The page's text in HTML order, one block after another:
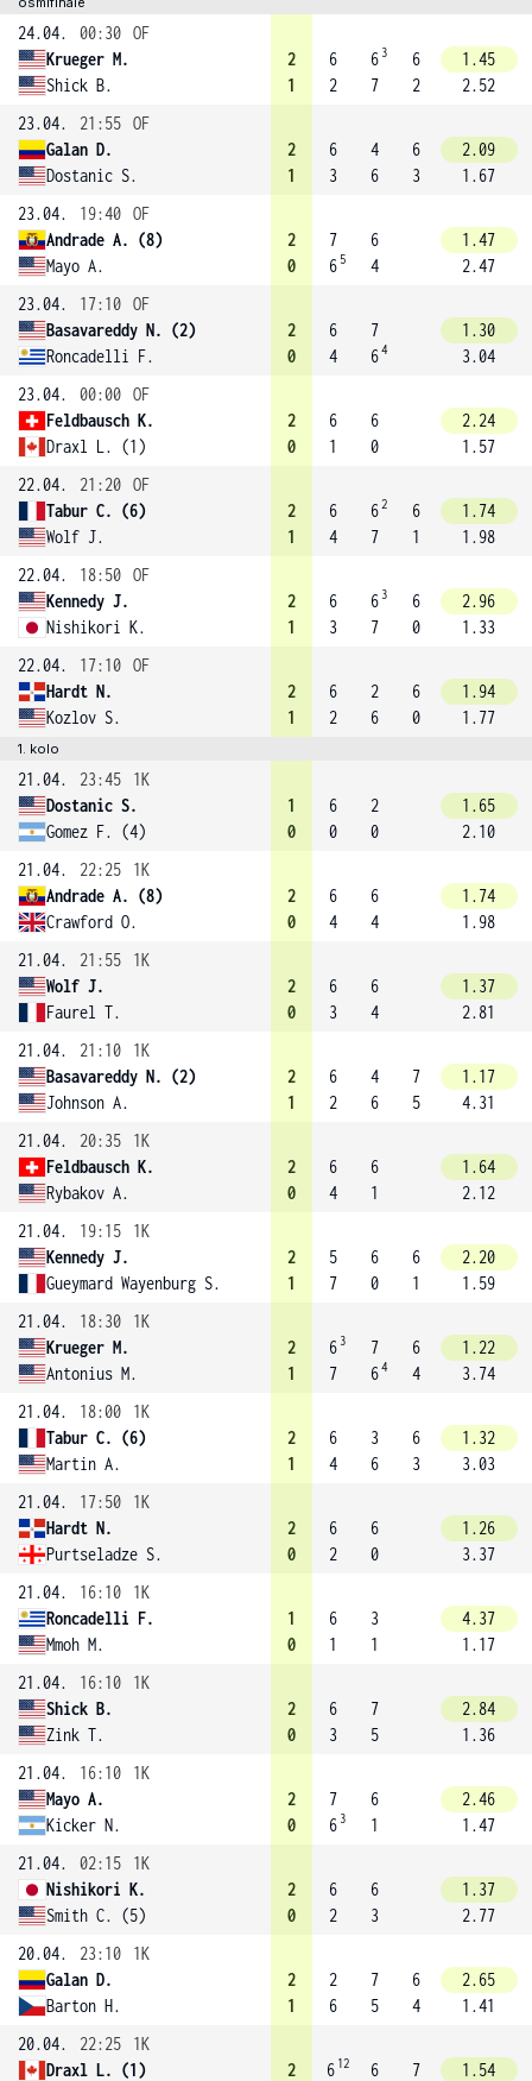
24.04. 00:30 OF
Krueger M.
Shick B.
2
1
6
2
6 3
7
6
2
1.45
2.52
23.04.
21:55 OF
Galan D.
Dostanic S.
2
1
6
3
4
6
6
3
2.09
1.67
23.04.
19:40 OF
Andrade A. (8)
Mayo A.
2
0
7
6 5
6
4
1.47
2.47
23.04.
17:10 OF
Basavareddy N. (2)
Roncadelli F.
2
0
6
4
7
64
1.30
3.04
23.04.
00:00 OF
Feldbausch K.
Draxl L. (1)
2
0
6
1
6
0
2.24
1.57
22.04.
21:20 OF
Tabur C. (6)
Wolf J.
2
1
6
4
62
7
6
1
1.74
1.98
22.04.
18:50 OF
Kennedy J.
Nishikori K.
2
1
6
3
6 3
7
6
0
2.96
1.33
22.04.
17:10 OF
Hardt N.
Kozlov S.
2
1
6
2
2
6
6
0
1.94
1.77
1. kolo
21.04. 23:45
1K
Dostanic S.
Gomez F. (4)
1
0
6
0
2
0
1.65
2.10
21.04.
22:25
1K
Andrade A. (8)
Crawford O.
2
0
6
4
6
4
1.74
1.98
21.04.
21:55
1K
Wolf J.
Faurel T.
2
0
6
3
6
4
1.37
2.81
21.04.
21:10
1K
Basavareddy N. (2)
Johnson A.
2
1
6
2
4
6
7
5
1.17
4.31
21.04.
20:35
1K
Feldbausch K.
Rybakov A.
2
0
6
4
6
1
1.64
2.12
21.04.
19:15
1K
Kennedy J.
Gueymard Wayenburg S.
2
1
5
7
6
0
6
1
2.20
1.59
21.04.
18:30
1K
Krueger M.
Antonius M.
2
1
6 3
7
7
64
6
4
1.22
3.74
21.04.
18:00
1K
Tabur C. (6)
Martin A.
2
1
6
4
3
6
6
3
1.32
3.03
21.04.
17:50
1K
Hardt N.
Purtseladze S.
2
0
6
2
6
0
1.26
3.37
21.04.
16:10
1K
Roncadelli F.
Mmoh M.
1
0
6
1
3
1
4.37
1.17
21.04.
16:10
1K
Shick B.
Zink T.
2
0
6
3
7
5
2.84
1.36
21.04.
16:10
1K
Mayo A.
Kicker N.
2
0
7
6 3
6
1
2.46
1.47
21.04.
02:15
1K
Nishikori K.
Smith C. (5)
2
0
6
2
6
3
1.37
2.77
20.04.
23:10
1K
Galan D.
Barton H.
2
1
2
6
7
5
6
4
2.65
1.41
20.04.
22:25
1K
Draxl L. (1)
2
6 12
6
7
1.54